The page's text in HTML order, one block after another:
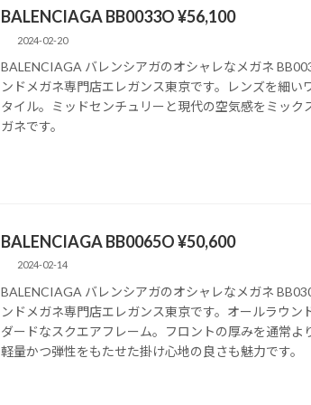
BALENCIAGA BB0033O ¥56,100
2024-02-20
BALENCIAGA バレンシアガのオシャレなメガネ
ンドメガネ専門店エレガンス東京です。レンズを細い
タイル。ミッドセンチュリーと現代の空気感をミック
ガネです。
BALENCIAGA BB0065O ¥50,600
2024-02-14
BALENCIAGA バレンシアガのオシャレなメガネ
ンドメガネ専門店エレガンス東京です。オールラウン
ダードなスクエアフレーム。フロントの厚みを通常よ
軽量かつ弾性をもたせた掛け心地の良さも魅力です。